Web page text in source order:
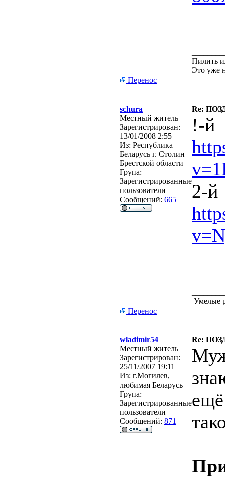
Пилить
Это уже
Перенос
schura
Re:
Местный житель
Зарегистрирован:
13/01/2008 2:55
Из: Республика
Беларусь г. Столин
Брестской области
Група:
Зарегистрированные
пользователи
Сообщений: 665
!-й
2-й
Умелые
Перенос
wladimir54
Re:
Местный житель
Зарегистрирован:
25/11/2007 19:11
Из: г.Могилев,
любимая Беларусь
Група:
Зарегистрированные
пользователи
Сообщений: 871